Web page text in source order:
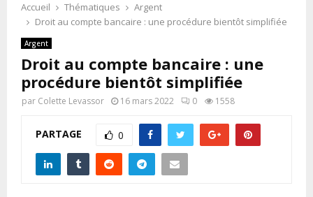
Accueil Thématiques
Argent
Droit au compte bancaire : une procédure bientôt simplifiée
Argent
Droit au compte bancaire : une
procédure bientôt simplifiée
par Colette Levassor 16 mars 2022 0 1558
PARTAGE 0